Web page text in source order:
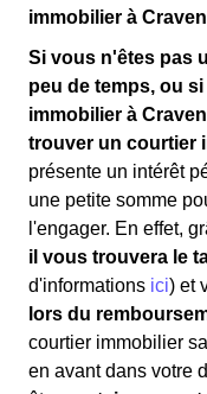
immobilier à
Si vous n'êtes pas
peu de temps, ou
immobilier à
trouver un courtier
présente un intérêt
une petite somme
l'engager. En effet,
il vous trouvera le
d'informations ici) et
lors du
courtier immobilier
en avant dans votre